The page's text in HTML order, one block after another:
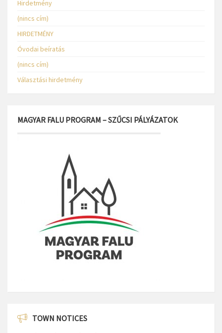
Hirdetmény
(nincs cím)
HIRDETMÉNY
Óvodai beíratás
(nincs cím)
Választási hirdetmény
MAGYAR FALU PROGRAM – SZŰCSI PÁLYÁZATOK
TOWN NOTICES